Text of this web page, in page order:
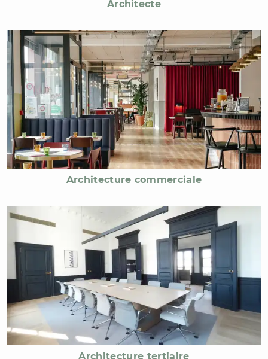
Architecte
Architecture commerciale
Architecture tertiaire